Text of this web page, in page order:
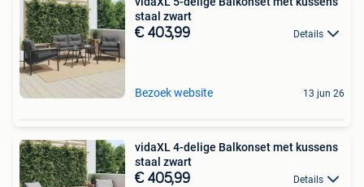
staal zwart
€ 403,99 Details
Bezoek website 13 jun 26
vidaXL 4-delige Balkonset met kussens
staal zwart
€ 405,99 Details